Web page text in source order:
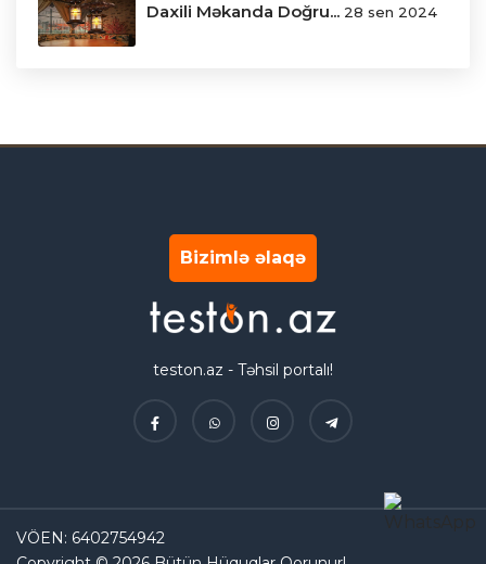
Daxili Məkanda Doğru... 28 sen 2024
Bizimlə əlaqə
teston.az - Təhsil portalı!
VÖEN: 6402754942